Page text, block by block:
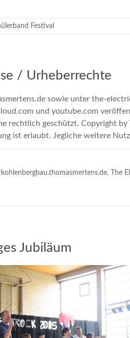
Festival
/ Urheberrechte
sowie unter the-
und youtube.com
rechtlich geschützt. Copyright
ist erlaubt. Jegliche weitere
, The
Jubiläum